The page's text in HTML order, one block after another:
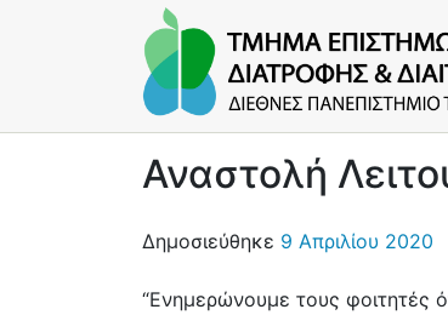
Αναστολή
Δημοσιεύθηκε 9 Απριλίου 2020
“Ενημερώνουμε τους